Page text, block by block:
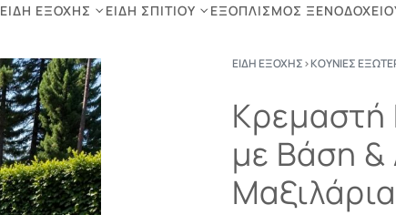
ΕΊΔΗ ΕΞΟΧΉΣ ΕΊΔΗ ΣΠΙΤΙΟΎ ΕΞΟΠΛΙΣΜΌΣ
ΕΊΔΗ ΕΞΟΧΉΣ›ΚΟΎΝΙΕΣ
Κρεμαστή
με Βάση